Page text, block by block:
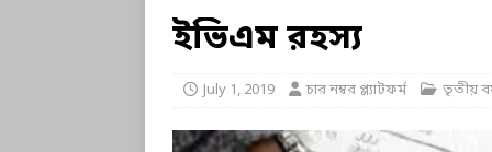
ইভিএম রহস্য
July 1, 2019 চার নম্বর প্ল্যাটফর্ম তৃতীয়